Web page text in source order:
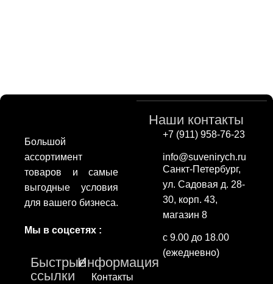
Большой
ассортимент
товаров и самые
выгодные условия
для вашего бизнеса.
Мы в соцсетях :
Быстрые
ссылки
Информация
Контакты
Наши контакты
+7 (911) 958-76-23
info@suvenirych.ru
Санкт-Петербург,
ул. Садовая д. 28-
30, корп. 43,
магазин 8
с 9.00 до 18.00
(ежедневно)